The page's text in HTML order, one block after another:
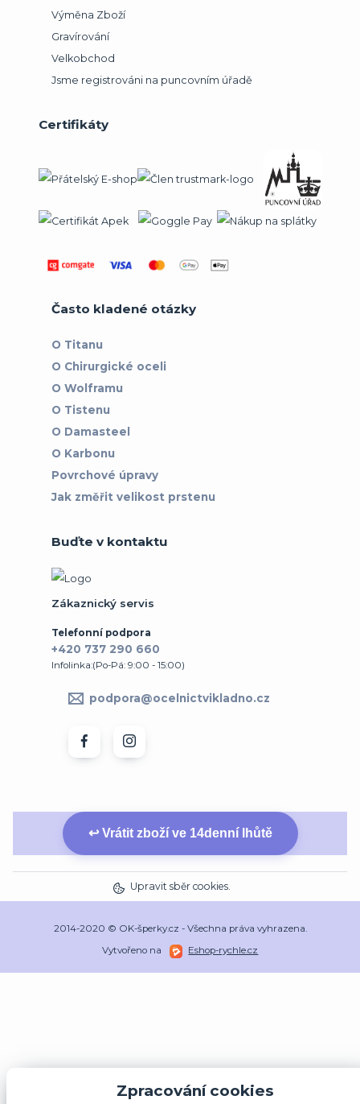
Výměna Zboží
Gravírování
Velkobchod
Jsme registrováni na puncovním úřadě
Certifikáty
Často kladené otázky
O Titanu
O Chirurgické oceli
O Wolframu
O Tistenu
O Damasteel
O Karbonu
Povrchové úpravy
Jak změřit velikost prstenu
Buďte v kontaktu
Zákaznický servis
Telefonní podpora
+420 737 290 660
Infolinka:(Po-Pá: 9:00 - 15:00)
podpora@ocelnictvikladno.cz
↩ Vrátit zboží ve 14denní lhůtě
Upravit sběr cookies.
2014-2020 © OK-šperky.cz - Všechna práva vyhrazena.
Vytvořeno na
Eshop-rychle.cz
Zpracování cookies